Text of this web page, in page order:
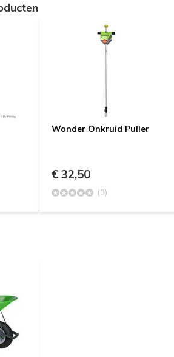
Wonder Onkruid Puller
€ 32,50
(0)